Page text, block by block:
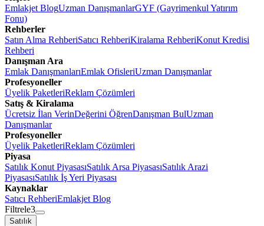
Emlakjet BlogUzman DanışmanlarGYF (Gayrimenkul Yatırım
Fonu)
Rehberler
Satın Alma RehberiSatıcı RehberiKiralama RehberiKonut Kredisi
Rehberi
Danışman Ara
Emlak DanışmanlarıEmlak OfisleriUzman Danışmanlar
Profesyoneller
Üyelik PaketleriReklam Çözümleri
Satış & Kiralama
Ücretsiz İlan VerinDeğerini ÖğrenDanışman BulUzman
Danışmanlar
Profesyoneller
Üyelik PaketleriReklam Çözümleri
Piyasa
Satılık Konut PiyasasıSatılık Arsa PiyasasıSatılık Arazi
PiyasasıSatılık İş Yeri Piyasası
Kaynaklar
Satıcı RehberiEmlakjet Blog
Filtrele3
Satılık